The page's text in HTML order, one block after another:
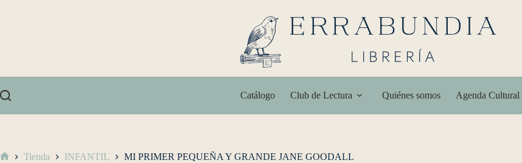
Catálogo Club de Lectura Quiénes somos Agenda Cultural
Tienda INFANTIL MI PRIMER PEQUEÑA Y GRANDE JANE GOODALL